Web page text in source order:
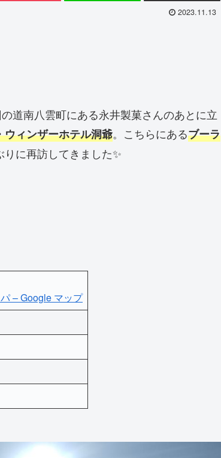
2023.11.13
道南八雲町にある永井製菓さんのあとに立
ウィンザーホテル洞爺。こちらにあるブーラ
に再訪してきました✨
– Google マップ